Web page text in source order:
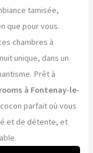
tamisée,
que pour vous.
chambres à
unique, dans un
Prêt à
à Fontenay-le-
parfait où vous
et de détente, et